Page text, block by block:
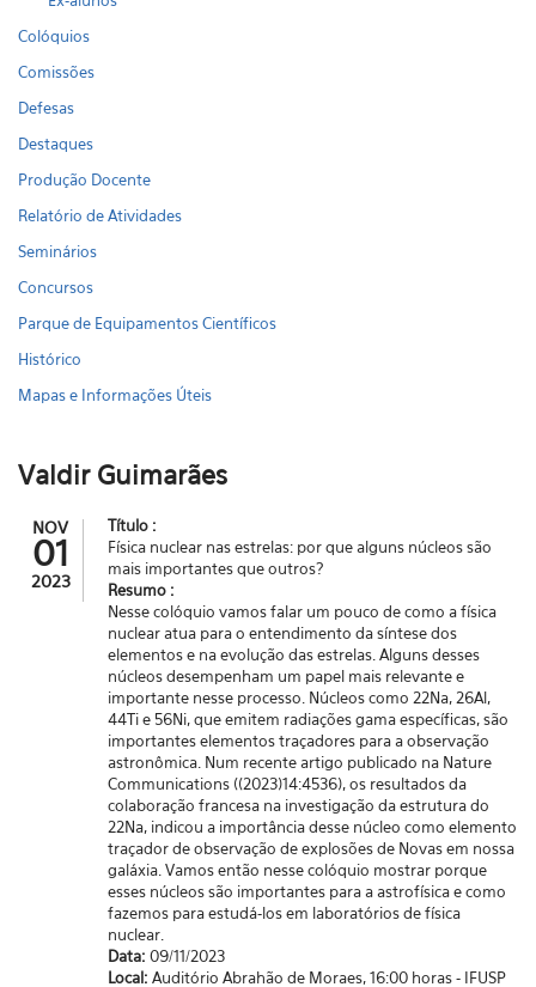
Colóquios
Comissões
Defesas
Destaques
Produção Docente
Relatório de Atividades
Seminários
Concursos
Parque de Equipamentos Científicos
Histórico
Mapas e Informações Úteis
Valdir Guimarães
NOV
01
2023
Título :
Física nuclear nas estrelas: por que alguns núcleos são
mais importantes que outros?
Resumo :
Nesse colóquio vamos falar um pouco de como a física
nuclear atua para o entendimento da síntese dos
elementos e na evolução das estrelas. Alguns desses
núcleos desempenham um papel mais relevante e
importante nesse processo. Núcleos como 22Na, 26Al,
44Ti e 56Ni, que emitem radiações gama específicas, são
importantes elementos traçadores para a observação
astronômica. Num recente artigo publicado na Nature
Communications ((2023)14:4536), os resultados da
colaboração francesa na investigação da estrutura do
22Na, indicou a importância desse núcleo como elemento
traçador de observação de explosões de Novas em nossa
galáxia. Vamos então nesse colóquio mostrar porque
esses núcleos são importantes para a astrofísica e como
fazemos para estudá-los em laboratórios de física
nuclear.
Data: 09/11/2023
Local: Auditório Abrahão de Moraes, 16:00 horas - IFUSP